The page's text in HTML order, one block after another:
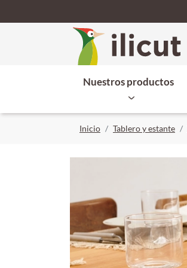
Nuestros productos
Inicio Tablero y estante